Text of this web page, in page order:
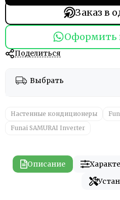
Заказ в
Оформить
Поделиться
Выбрать
Настенные кондиционеры
Funai SAMURAI Inverter
Описание